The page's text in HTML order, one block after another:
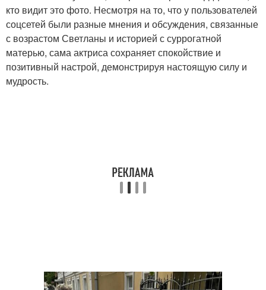
кто видит это фото. Несмотря на то, что у пользователей
соцсетей были разные мнения и обсуждения, связанные
с возрастом Светланы и историей с суррогатной
матерью, сама актриса сохраняет спокойствие и
позитивный настрой, демонстрируя настоящую силу и
мудрость.